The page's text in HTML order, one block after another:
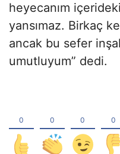
heyecanım
yansımaz. Birkaç
ancak bu sefer
umutluyum” dedi.